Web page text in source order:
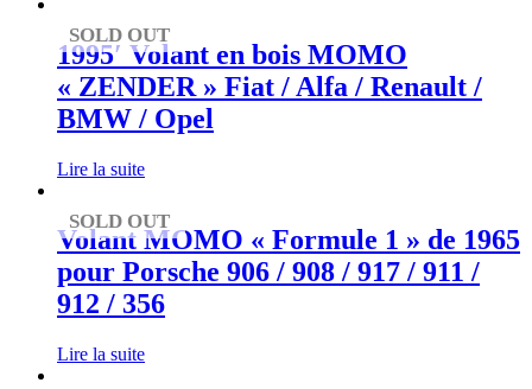
SOLD OUT
1995′ Volant en bois MOMO
« ZENDER » Fiat / Alfa / Renault /
BMW / Opel
Lire la suite
SOLD OUT
Volant MOMO « Formule 1 » de 1965
pour Porsche 906 / 908 / 917 / 911 /
912 / 356
Lire la suite